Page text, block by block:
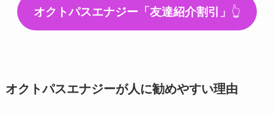
オクトパスエナジー「友達紹介割引」 👆
オクトパスエナジーが人に勧めやすい理由